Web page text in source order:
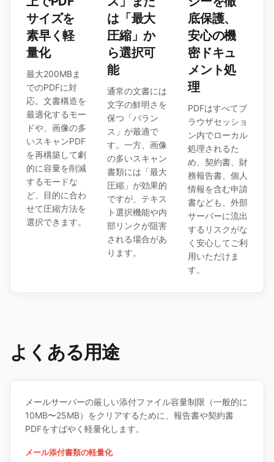
サイズを
素早く軽
量化
最大200MBま
でのPDFに対
応。文書構造を
最適化するモー
ドや、画像の多
いスキャンPDF
を再構築して劇
的に容量を削減
するモードな
ど、目的に合わ
せて圧縮方法を
選択できます。
は「最大
圧縮」か
ら選択可
能
通常の文書には
文字の鮮明さを
保つ「バラン
ス」が最適で
す。一方、画像
の多いスキャン
書類には「最大
圧縮」が効果的
ですが、テキス
ト選択機能や内
部リンクが阻害
される場合があ
ります。
底保護、
安心の機
密ドキュ
メント処
理
PDFはすべてブ
ラウザセッショ
ン内でローカル
処理されるた
め、契約書、財
務報告書、個人
情報を含む申請
書なども、外部
サーバーに流出
するリスクがな
く安心してご利
用いただけま
す。
よくある用途
メールサーバーの厳しい添付ファイル容量制限（一般的に
10MB〜25MB）をクリアするために、報告書や契約書
PDFをすばやく軽量化します。
メール添付書類の軽量化